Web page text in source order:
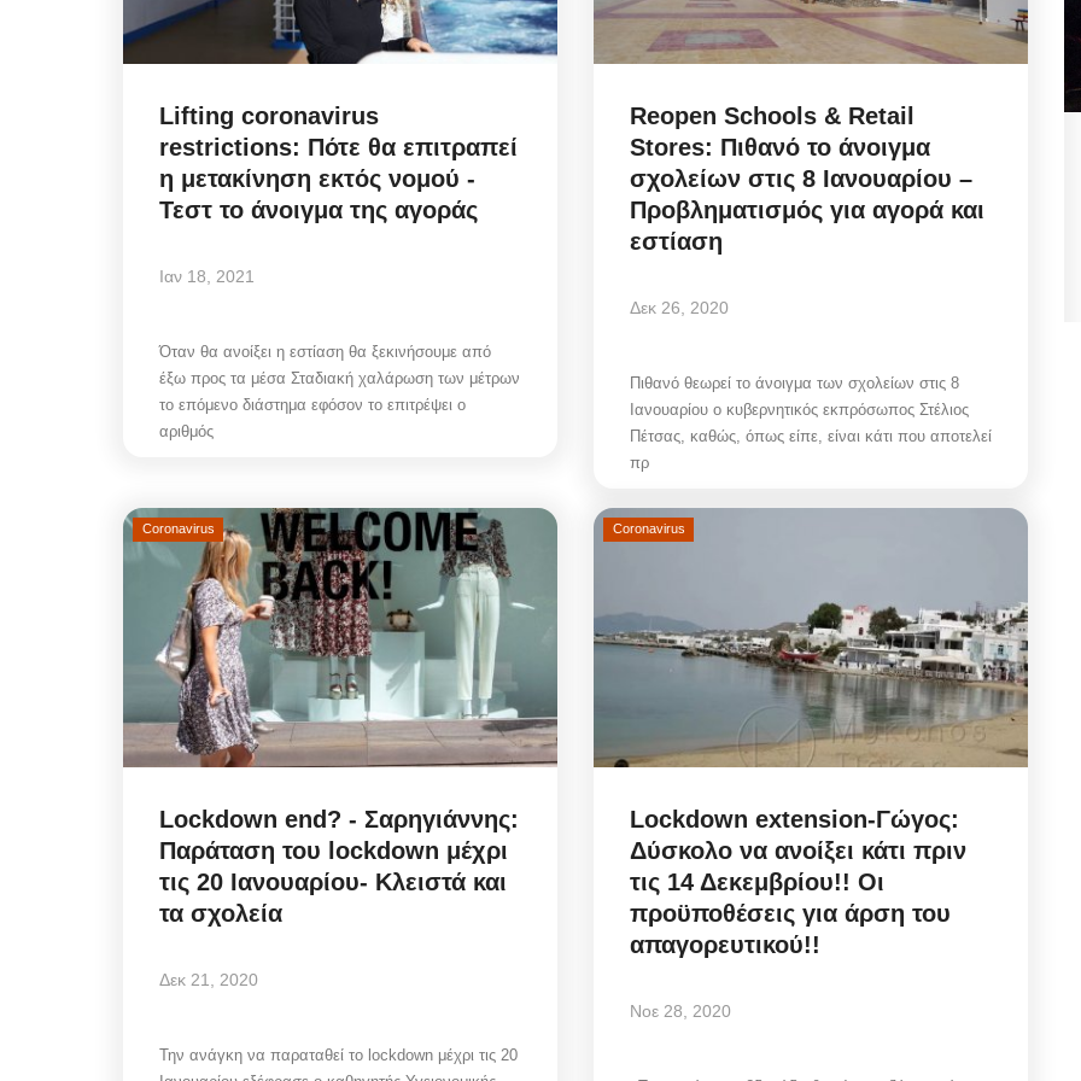
Lifting coronavirus
restrictions: Πότε θα επιτραπεί
η μετακίνηση εκτός νομού -
Τεστ το άνοιγμα της αγοράς
Ιαν 18, 2021
Όταν θα ανοίξει η εστίαση θα ξεκινήσουμε από
έξω προς τα μέσα Σταδιακή χαλάρωση των μέτρων
το επόμενο διάστημα εφόσον το επιτρέψει ο
αριθμός
Reopen Schools & Retail
Stores: Πιθανό το άνοιγμα
σχολείων στις 8 Ιανουαρίου –
Προβληματισμός για αγορά και
εστίαση
Δεκ 26, 2020
Πιθανό θεωρεί το άνοιγμα των σχολείων στις 8
Ιανουαρίου ο κυβερνητικός εκπρόσωπος Στέλιος
Πέτσας, καθώς, όπως είπε, είναι κάτι που αποτελεί
πρ
Coronavirus
Lockdown end? - Σαρηγιάννης:
Παράταση του lockdown μέχρι
τις 20 Ιανουαρίου- Κλειστά και
τα σχολεία
Δεκ 21, 2020
Την ανάγκη να παραταθεί το lockdown μέχρι τις 20
Coronavirus
Lockdown extension-Γώγος:
Δύσκολο να ανοίξει κάτι πριν
τις 14 Δεκεμβρίου!! Οι
προϋποθέσεις για άρση του
απαγορευτικού!!
Νοε 28, 2020
Infrastructure Resilience: Πώς
η στρατηγική της ΔΕΥΑΜ
μετατρέπει...
Η πολιτική στρατηγική της ΔΕΥΑΜ μετατρέπει το
αντλιοστάσιο Αλευκάνδρας σε υπόδειγμα...
Municipal Council Mykonos: Η
κομβική ανασυγκρότηση
Διοικήσεων...
07/08/2026: Ψηφοφορία για αναμόρφωση...